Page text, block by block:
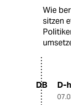
Wie
sitzen
DB D-